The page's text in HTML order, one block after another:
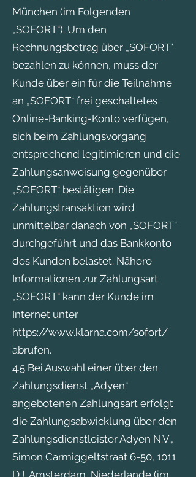
München (im Folgenden
„SOFORT“). Um den
Rechnungsbetrag über „SOFORT“
bezahlen zu können, muss der
Kunde über ein für die Teilnahme
an „SOFORT“ frei geschaltetes
Online-Banking-Konto verfügen,
sich beim Zahlungsvorgang
entsprechend legitimieren und die
Zahlungsanweisung gegenüber
„SOFORT“ bestätigen. Die
Zahlungstransaktion wird
unmittelbar danach von „SOFORT“
durchgeführt und das Bankkonto
des Kunden belastet. Nähere
Informationen zur Zahlungsart
„SOFORT“ kann der Kunde im
Internet unter
https://www.klarna.com/sofort/
abrufen.
4.5 Bei Auswahl einer über den
Zahlungsdienst „Adyen“
angebotenen Zahlungsart erfolgt
die Zahlungsabwicklung über den
Zahlungsdienstleister Adyen N.V.,
Simon Carmiggeltstraat 6-50, 1011
DJ, Amsterdam, Niederlande (im